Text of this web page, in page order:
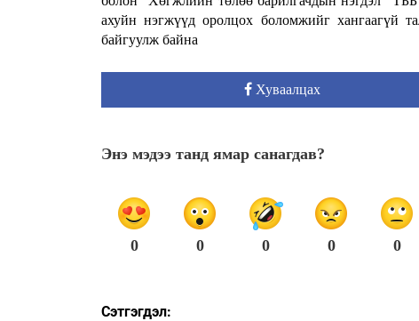
ахуйн нэгжүүд оролцох боломжийг хангаагүй
байгуулж байна
Хуваалцах
Энэ мэдээ танд ямар санагдав?
0 0 0 0 0
Сэтгэгдэл: